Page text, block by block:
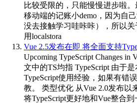
比较受限的，只能慢慢进步啦
移动端的记账小demo，因为自
没去接触学习哇咔咔），所以
用localstora
Vue 2.5发布在即 将全面支持
Upcoming TypeScript Changes in
文中的TS均指 TypeScript 由于
TypeScript使用经验，如果有错
教。 类型优化 从Vue 2.0发布以
将TypeScript更好地和Vue整合